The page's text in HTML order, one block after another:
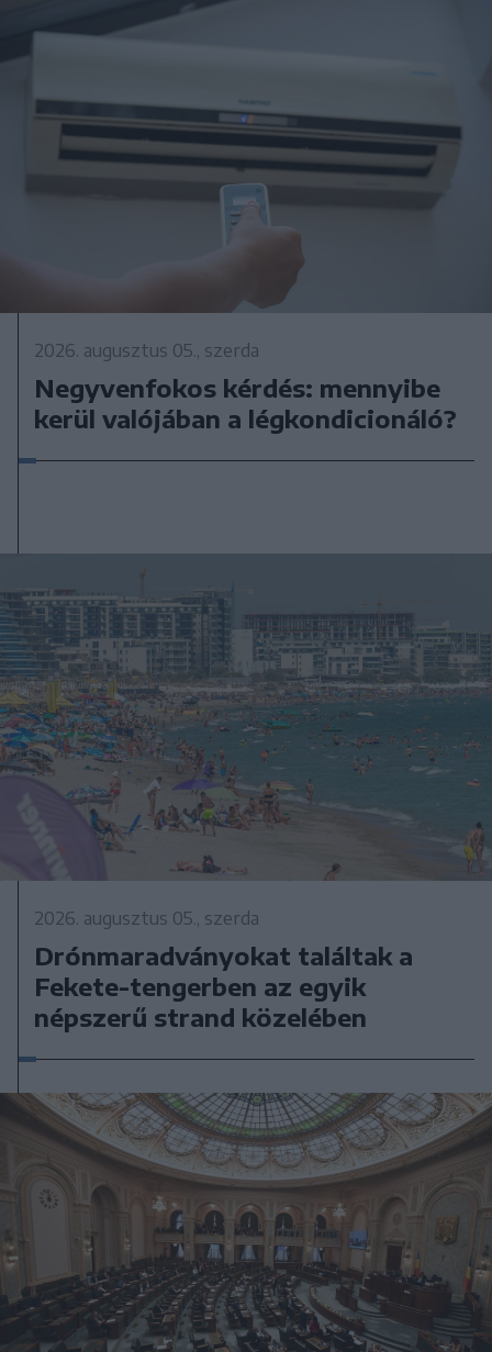
2026. augusztus 05., szerda
Negyvenfokos kérdés: mennyibe
kerül valójában a légkondicionáló?
2026. augusztus 05., szerda
Drónmaradványokat találtak a
Fekete-tengerben az egyik
népszerű strand közelében